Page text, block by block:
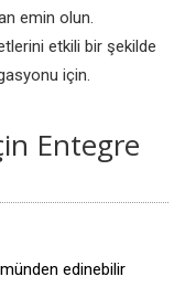
emin olun.
etkili bir şekilde
için.
Entegre
edinebilir